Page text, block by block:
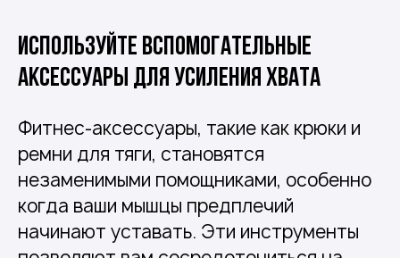
Используйте вспомогательные
аксессуары для усиления хвата
Фитнес-аксессуары, такие как крюки и
ремни для тяги, становятся
незаменимыми помощниками, особенно
когда ваши мышцы предплечий
начинают уставать. Эти инструменты